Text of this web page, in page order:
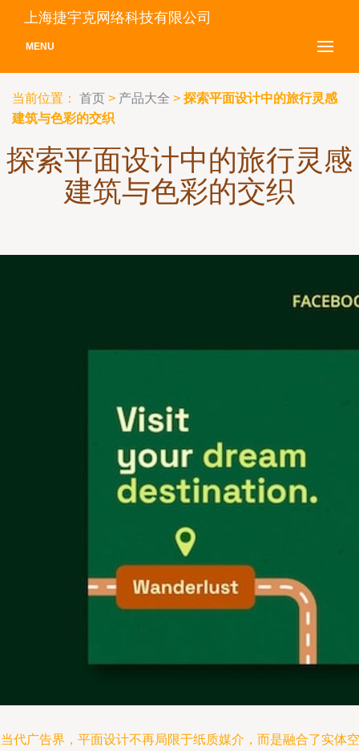
上海捷宇克网络科技有限公司
MENU
当前位置： 首页 > 产品大全 > 探索平面设计中的旅行灵感
建筑与色彩的交织
探索平面设计中的旅行灵感
建筑与色彩的交织
代广告界，平面设计不再局限于纸质媒介，而是融合了实体空